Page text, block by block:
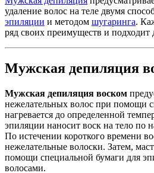
удаление волос на теле двумя
эпиляции и методом шугаринга.
ряд своих преимуществ и подходит
Мужская депиляция
Мужская депиляция воском
нежелательных волос при помощи
нагревается до определенной
эпиляции наносит воск на тело по
По истечении короткого времени
нежелательные волоски. Затем,
помощи специальной бумаги для
волосами.